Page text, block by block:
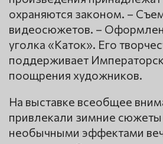
охраняются законом. –
видеосюжетов. –
уголка «Каток». Его
поддерживает
поощрения художников.
На выставке всеобщее
привлекали зимние сюжеты
необычными эффектами